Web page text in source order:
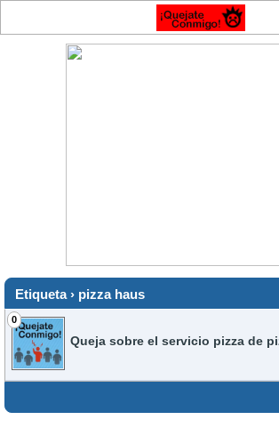
Etiqueta › pizza haus
0
Queja sobre el servicio pizza de